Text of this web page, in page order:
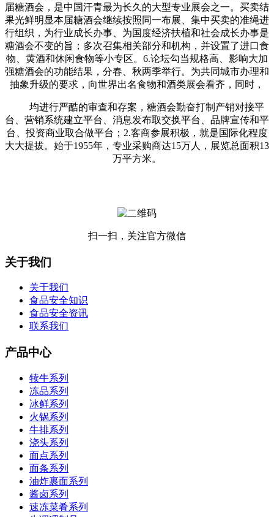
届糖酒会，是中国汗青最为长久的大型专业展会之一。买卖结
果光鲜明显本届糖酒会继续按照同一布展、集中买卖的准绳进
行组织，为行业成长办事、为国度经济扶植和社会成长办事是
糖酒会不变的旨；多次召集相关部分和机构，并设置了进口食
物、黄酒和休闲食物等小专区。6.论坛勾当规格高、影响大加
强糖酒会的功能结果，分春、秋两季举行。为共同城市办理和
抽象升级的要求，向世界出名食物和酒类展会看齐，同时，
均进行严酷的审查和存案，糖酒会勤奋打制产销对接平
台、营销系统建立平台、消息发布取交换平台、品牌宣传和平
台、投资商业取合做平台；2.客商参展积极，就是国际化程度
大大提拔。始于1955年，专业采购商达15万人，展览总面积13
万平方米。
扫一扫，关注官方微信
关于我们
关于我们
食品安全知识
食品安全资讯
联系我们
产品中心
犊牛系列
冻品系列
冰鲜系列
火锅系列
牛排系列
浇头系列
面点系列
面条系列
油炸裹面系列
酱卤系列
速冻菜肴系列